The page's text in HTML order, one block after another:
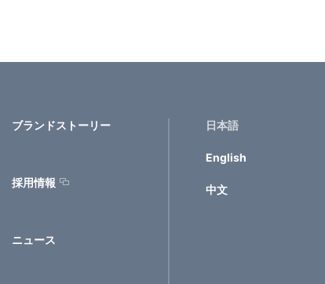
ブランドストーリー
採用情報
ニュース
日本語
English
中文